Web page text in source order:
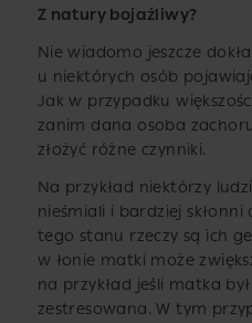
Z natury bojaźliwy?
Nie wiadomo jeszcze
u niektórych osób
Jak w przypadku
zanim dana osoba
złożyć różne czynniki.
Na przykład niektórzy
nieśmiali i bardziej skłonni
tego stanu rzeczy są ich
w łonie matki może
na przykład jeśli matka
zestresowana. W tym